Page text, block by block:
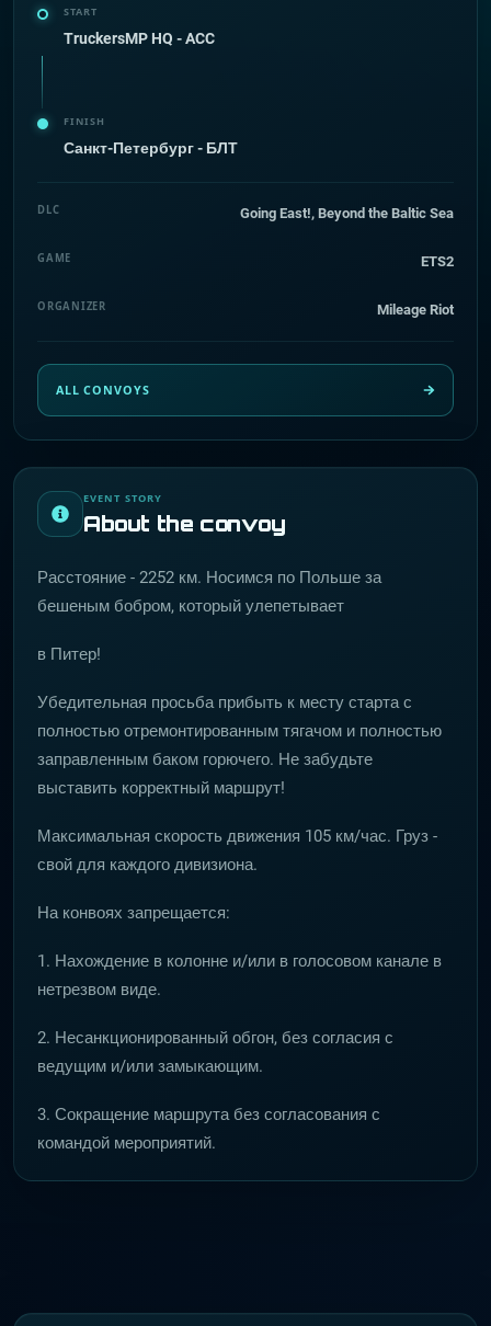
EVENT STORY
About the convoy
Расстояние - 2252 км. Носимся по Польше за
бешеным бобром, который улепетывает
в Питер!
Убедительная просьба прибыть к месту старта с
полностью отремонтированным тягачом и полностью
заправленным баком горючего. Не забудьте
выставить корректный маршрут!
Максимальная скорость движения 105 км/час. Груз -
свой для каждого дивизиона.
На конвоях запрещается:
1. Нахождение в колонне и/или в голосовом канале в
нетрезвом виде.
2. Несанкционированный обгон, без согласия с
ведущим и/или замыкающим.
3. Сокращение маршрута без согласования с
командой мероприятий.
START
TruckersMP HQ - ACC
FINISH
Санкт-Петербург - БЛТ
DLC Going East!, Beyond the Baltic Sea
GAME ETS2
ORGANIZER Mileage Riot
ALL CONVOYS